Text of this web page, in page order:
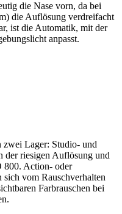
die Nase vorn, da bei
die Auflösung verdreifacht
ist die Automatik, mit der
anpasst.
Lager: Studio- und
der riesigen Auflösung und
800. Action- oder
vom Rauschverhalten
Farbrauschen bei